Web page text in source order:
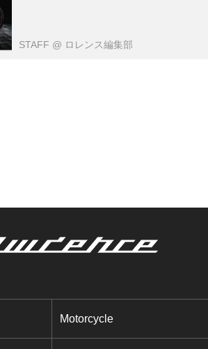
STAFF @ ロレンス編集部
Motorcycle